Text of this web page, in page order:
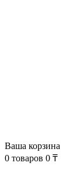
Ваша корзина
0 товаров 0 ₸